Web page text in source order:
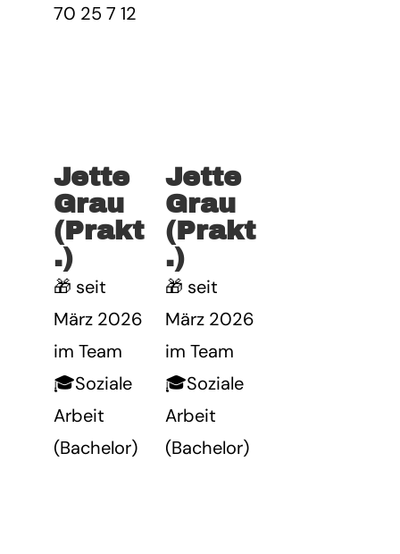
70 25 7 12
Jette
Grau
(Prakt
.)
🎁 seit
März 2026
im Team
🎓Soziale
Arbeit
(Bachelor)
Jette
Grau
(Prakt
.)
🎁 seit
März 2026
im Team
🎓Soziale
Arbeit
(Bachelor)